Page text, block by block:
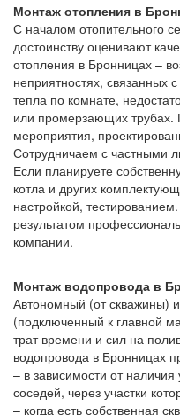
Монтаж отопления в
С началом отопительного
достоинству оценивают
отопления в Бронницах –
неприятностях,
тепла по комнате,
или промерзающих
мероприятия,
Сотрудничаем с частными
Если планируете
котла и других
настройкой,
результатом
компании.
Монтаж водопровода в
Автономный (от скважины)
(подключенный к главной
трат времени и сил на
водопровода в Бронницах
– в зависимости от
соседей, через участки
– когда есть собственная